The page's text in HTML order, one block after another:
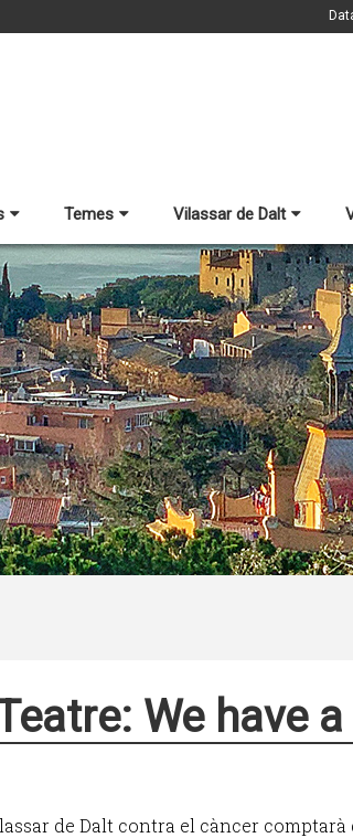
Temes Vilassar de Dalt
We have
de Dalt contra el càncer comptarà